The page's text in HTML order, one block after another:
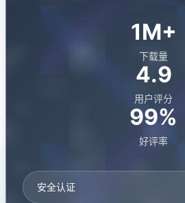
1M+
下载量
4.9
用户评分
99%
好评率
安全认证